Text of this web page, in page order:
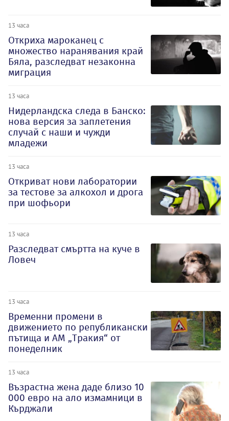
13 часа
Откриха мароканец с
множество наранявания край
Бяла, разследват незаконна
миграция
13 часа
Нидерландска следа в Банско:
нова версия за заплетения
случай с наши и чужди
младежи
13 часа
Откриват нови лаборатории
за тестове за алкохол и дрога
при шофьори
13 часа
Разследват смъртта на куче в
Ловеч
13 часа
Временни промени в
движението по републикански
пътища и АМ „Тракия“ от
понеделник
13 часа
Възрастна жена даде близо 10
000 евро на ало измамници в
Кърджали